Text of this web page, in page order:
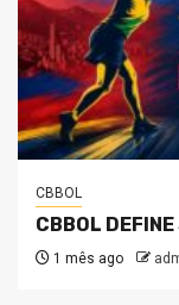
CBBOL
CBBOL
1 mês ago